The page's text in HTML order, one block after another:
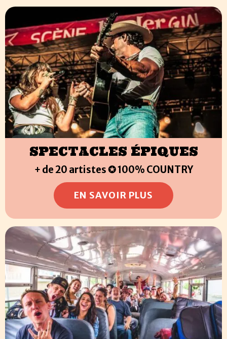
SPECTACLES ÉPIQUES
+ de 20 artistes ✪ 100% COUNTRY
EN SAVOIR PLUS